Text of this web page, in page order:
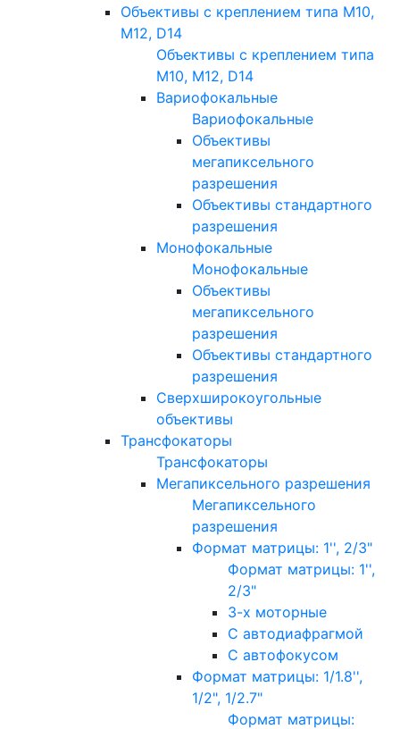
Объективы с креплением типа M10,
M12, D14
Объективы с креплением типа
M10, M12, D14
Вариофокальные
Вариофокальные
Объективы
мегапиксельного
разрешения
Объективы стандартного
разрешения
Монофокальные
Монофокальные
Объективы
мегапиксельного
разрешения
Объективы стандартного
разрешения
Сверхширокоугольные
объективы
Трансфокаторы
Трансфокаторы
Мегапиксельного разрешения
Мегапиксельного
разрешения
Формат матрицы: 1'', 2/3"
Формат матрицы: 1'',
2/3"
3-х моторные
С автодиафрагмой
С автофокусом
Формат матрицы: 1/1.8'',
1/2", 1/2.7"
Формат матрицы: